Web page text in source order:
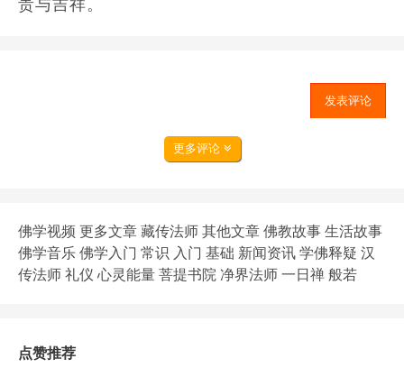
贵与吉祥。
发表评论
更多评论
佛学视频 更多文章 藏传法师 其他文章 佛教故事 生活故事
佛学音乐 佛学入门 常识 入门 基础 新闻资讯 学佛释疑 汉
传法师 礼仪 心灵能量 菩提书院 净界法师 一日禅 般若
点赞推荐